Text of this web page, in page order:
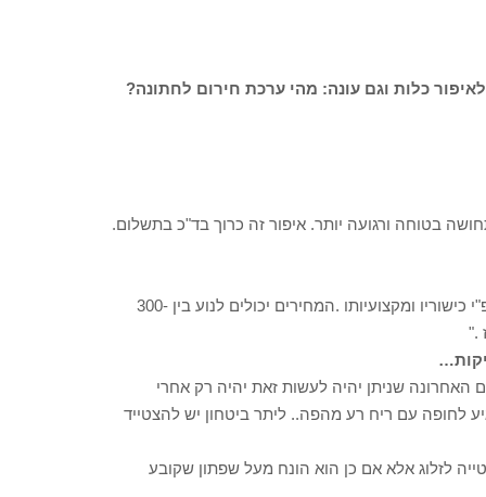
כלות וגם עונה: מהי ערכת חירום לחתונה?
בטוחה ורגועה יותר. איפור זה כרוך בד"כ בתשלום.
אין מחירון אחיד לאיפור כלה. כל מאפר נוקב במחיר כראות עיניו עפ"י כישוריו ומקצועיותו .המחירים יכולים לנוע בין 300-
האחרונה שניתן יהיה לעשות זאת יהיה רק אחרי
לחופה עם ריח רע מהפה.. ליתר ביטחון יש להצטייד
לזלוג אלא אם כן הוא הונח מעל שפתון שקובע